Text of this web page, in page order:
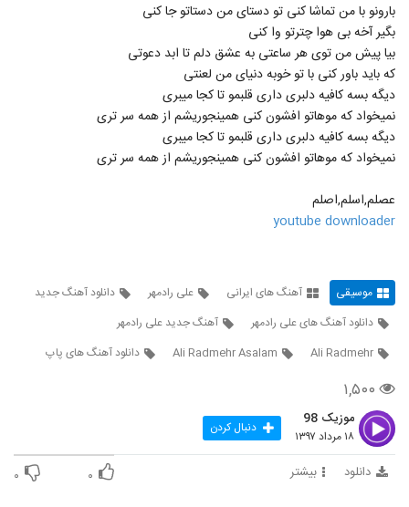
590
آهنگ یه دنیا غم از فرهاد جواهر کلام(پاپ)
دانلود آهنگ تابستون تنت از مهرشاد به همراه
متن ترانه
۱,۶۶۱ بازدید
دانلود آهنگ جدید و زیبای علیرضا بیرانوند با
نام دختر من دنیای من
594
افشین آذری آهنگ دلبری
۱,۹۸۵ بازدید
595
596
آهنگ ناصر زینعلی بنام فقط باش
بارونو با من تماشا کنی تو دستای من دستاتو جا کنی
بگیر آخه بی هوا چترتو وا کنی
بیا پیش من توی هر ساعتی به عشق دلم تا ابد دعوتی
که باید باور کنی با تو خوبه دنیای من لعنتی
دیگه بسه کافیه دلبری داری قلبمو تا کجا میبری
نمیخواد که موهاتو افشون کنی همینجوریشم از همه سر تری
دیگه بسه کافیه دلبری داری قلبمو تا کجا میبری
نمیخواد که موهاتو افشون کنی همینجوریشم از همه سر تری
عصلم,اسلم,اصلم
youtube downloader
موسیقی آهنگ های ایرانی علی رادمهر
دانلود آهنگ جدید
دانلود آهنگ های علی رادمهر
آهنگ جدید علی رادمهر
Ali Radmehr
Ali Radmehr Asalam دانلود آهنگ های پاپ
۱,۵۰۰
موزیک 98
۱۸ مرداد ۱۳۹۷ دنبال کردن
دانلود بیشتر ۰ ۰